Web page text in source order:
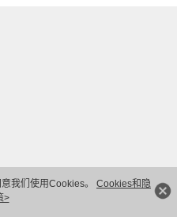
我们使用Cookies。 Cookies和隐
>